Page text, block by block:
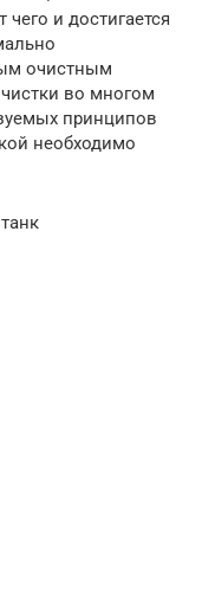
и достигается
очистным
во многом
принципов
необходимо